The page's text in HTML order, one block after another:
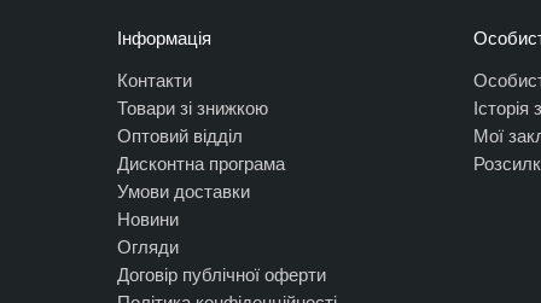
Інформація
Контакти
Товари зі знижкою
Оптовий відділ
Дисконтна програма
Умови доставки
Новини
Огляди
Договір публічної оферти
Мої